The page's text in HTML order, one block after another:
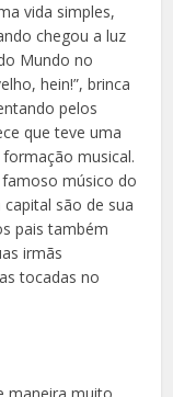
vida simples,
chegou a luz
Mundo no
hein!”, brinca
pelos
que teve uma
musical.
músico do
são de sua
pais também
irmãs
tocadas no